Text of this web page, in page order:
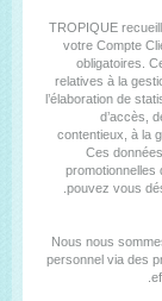
TROPIQUE
votre Compte
obligatoires.
relatives à la
l’élaboration de
d’accès,
contentieux, à la
Ces
promotionnelles
pouvez vous
Nous nous
personnel via des